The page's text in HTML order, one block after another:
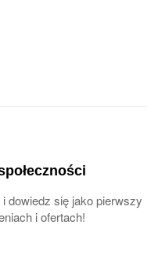
dowiedz się jako pierwszy
i ofertach!